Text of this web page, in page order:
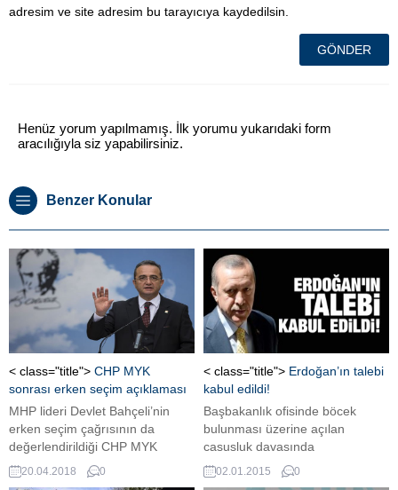
adresim ve site adresim bu tarayıcıya kaydedilsin.
Henüz yorum yapılmamış. İlk yorumu yukarıdaki form
aracılığıyla siz yapabilirsiniz.
Benzer Konular
< class="title"> CHP MYK
sonrası erken seçim açıklaması
MHP lideri Devlet Bahçeli’nin
erken seçim çağrısının da
değerlendirildiği CHP MYK
toplantısı sona erdi. Toplantının
ardından açıklama yaptı. MHP
20.04.2018 0
< class="title"> Erdoğan’ın talebi
kabul edildi!
Başbakanlık ofisinde böcek
bulunması üzerine açılan
casusluk davasında
Cumhurbaşkanı Tayyip
Erdoğan'ın müdahillik talebi
02.01.2015 0